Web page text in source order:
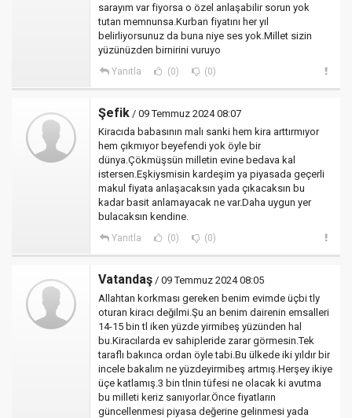
sarayım var fiyorsa o özel anlaşabilir sorun yok
tutan memnunsa.Kurban fiyatını her yıl
belirliyorsunuz da buna niye ses yok.Millet sizin
yüzünüzden birnirini vuruyo
Yanıtla (0) (0)
Şefik / 09 Temmuz 2024 08:07
Kiracıda babasının malı sanki hem kira arttırmıyor
hem çıkmıyor beyefendi yok öyle bir
dünya.Çökmüşsün milletin evine bedava kal
istersen.Eşkiysmisin kardeşim ya piyasada geçerli
makul fiyata anlaşacaksın yada çıkacaksın bu
kadar basit anlamayacak ne var.Daha uygun yer
bulacaksın kendine.
Yanıtla (0) (0)
Vatandaş / 09 Temmuz 2024 08:05
Allahtan korkması gereken benim evimde üçbi tly
oturan kiracı değilmi.Şu an benim dairenin emsalleri
14-15 bin tl iken yüzde yirmibeş yüzünden hal
bu.Kiracılarda ev sahipleride zarar görmesin.Tek
taraflı bakınca ordan öyle tabi.Bu ülkede iki yıldır bir
incele bakalım ne yüzdeyirmibeş artmış.Herşey ikiye
üçe katlamış.3 bin tlnin tüfesi ne olacak ki avutma
bu milleti keriz sanıyorlar.Önce fiyatların
güncellenmesi piyasa değerine gelinmesi yada